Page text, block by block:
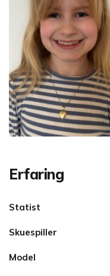
Erfaring
Statist
Skuespiller
Model